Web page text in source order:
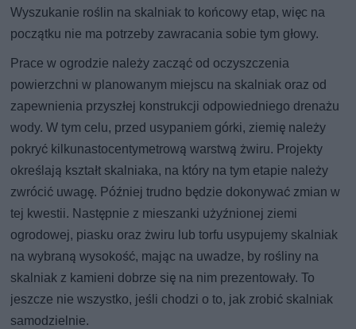
Wyszukanie roślin na skalniak to końcowy etap, więc na
początku nie ma potrzeby zawracania sobie tym głowy.
Prace w ogrodzie należy zacząć od oczyszczenia
powierzchni w planowanym miejscu na skalniak oraz od
zapewnienia przyszłej konstrukcji odpowiedniego drenażu
wody. W tym celu, przed usypaniem górki, ziemię należy
pokryć kilkunastocentymetrową warstwą żwiru. Projekty
określają kształt skalniaka, na który na tym etapie należy
zwrócić uwagę. Później trudno będzie dokonywać zmian w
tej kwestii. Następnie z mieszanki użyźnionej ziemi
ogrodowej, piasku oraz żwiru lub torfu usypujemy skalniak
na wybraną wysokość, mając na uwadze, by rośliny na
skalniak z kamieni dobrze się na nim prezentowały. To
jeszcze nie wszystko, jeśli chodzi o to, jak zrobić skalniak
samodzielnie.